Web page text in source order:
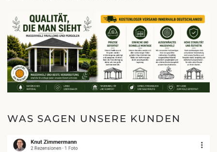
WAS SAGEN UNSERE KUNDEN